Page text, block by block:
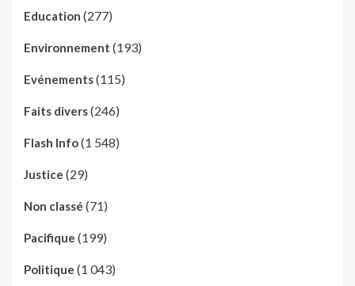
Education (277)
Environnement (193)
Evénements(115)
Faits divers(246)
Flash Info(1 548)
Justice (29)
Non classé (71)
Pacifique (199)
Politique (1 043)